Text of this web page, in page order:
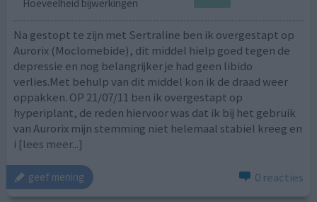
Hoeveelheid bijwerkingen
Na gestopt te zijn met Sertraline ben ik overgestapt op
Aurorix (Moclomebide), dit middel hielp goed tegen de
depressie en nog belangrijker je had geen libido
verlies.Met behulp van dit middel kon ik de draad weer
oppakken. OP 21/07/11 ben ik overgestapt op
hyperiplant, de reden hiervoor was dat ik bij het gebruik
van Aurorix mijn stemming niet helemaal stabiel kreeg en
i [lees meer...]
geef mening 0 reacties